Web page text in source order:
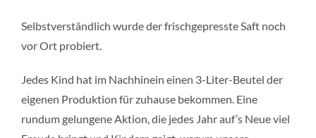
Selbstverständlich wurde der frischgepresste Saft noch
vor Ort probiert.
Jedes Kind hat im Nachhinein einen 3-Liter-Beutel der
eigenen Produktion für zuhause bekommen. Eine
rundum gelungene Aktion, die jedes Jahr auf’s Neue viel